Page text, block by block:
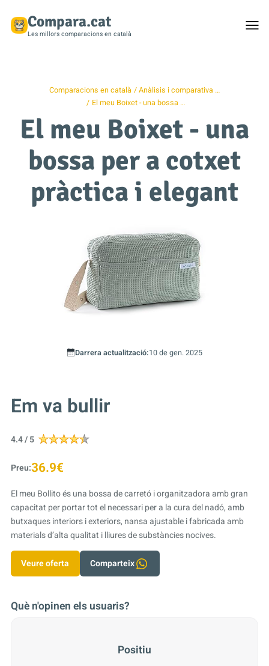
Compara.cat
Les millors comparacions en català
Comparacions en català
Anàlisis i comparativa …
El meu Boixet - una bossa …
El meu Boixet - una
bossa per a cotxet
pràctica i elegant
Darrera actualització:10 de gen. 2025
Em va bullir
4.4 / 5
Preu:36.9€
El meu Bollito és una bossa de carretó i organitzadora amb gran
capacitat per portar tot el necessari per a la cura del nadó, amb
butxaques interiors i exteriors, nansa ajustable i fabricada amb
materials d’alta qualitat i lliures de substàncies nocives.
Veure oferta Comparteix
Què n'opinen els usuaris?
Positiu